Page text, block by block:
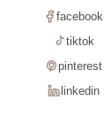
facebook
tiktok
pinterest
linkedin